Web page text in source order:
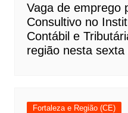
Vaga de emprego
Consultivo no
Contábil e
região nesta sexta
Fortaleza e Região (CE)